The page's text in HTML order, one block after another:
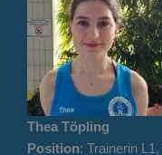
Thea Töpling
Position: Trainerin